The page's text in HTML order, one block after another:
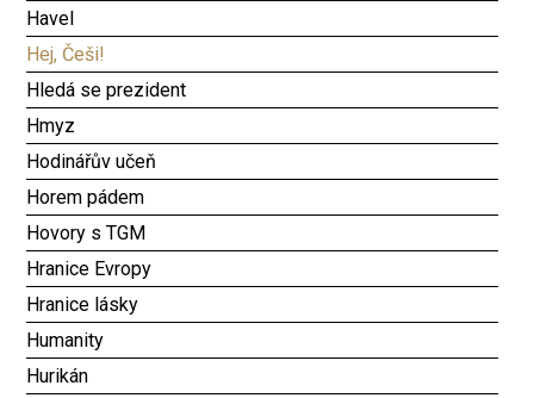
Havel
Hej, Češi!
Hledá se prezident
Hmyz
Hodinářův učeň
Horem pádem
Hovory s TGM
Hranice Evropy
Hranice lásky
Humanity
Hurikán